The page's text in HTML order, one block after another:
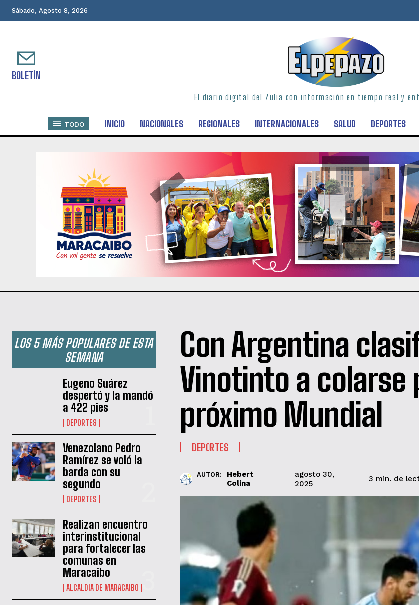
Sábado, Agosto 8, 2026
BOLETÍN
El diario digital del Zulia con información en tiempo real y
TODO INICIO NACIONALES REGIONALES INTERNACIONALES SALUD DEPORTES
LOS 5 MÁS POPULARES DE ESTA
SEMANA
Eugeno Suárez
despertó y la mandó
a 422 pies
DEPORTES
Venezolano Pedro
Ramírez se voló la
barda con su
segundo
DEPORTES
Realizan encuentro
interinstitucional
para fortalecer las
comunas en
Maracaibo
ALCALDIA DE MARACAIBO
Con Argentina
Vinotinto a colarse
próximo Mundial
DEPORTES
AUTOR:
Hebert
Colina
agosto 30,
2025
3 min. de